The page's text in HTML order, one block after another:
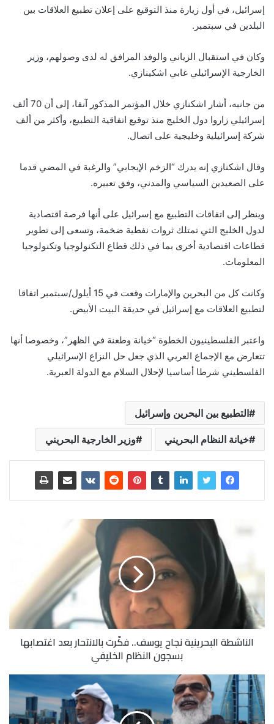
إسرائيل، في أول زيارة منذ التوقيع على إعلان تطبيع العلاقات بين
البلدين في سبتمبر.
وكان في استقبال الزياني والوفد المرافق له لدى وصولهم، وزير
الخارجية الإسرائيلي غابي اشكينازي.
من جانبه، أشار اشكنازي خلال المؤتمر المذكور آنفا، إلى أن 70 ألف
إسرائيلي زاروا دول الخليج منذ توقيع اتفاقية التطبيع، وأكثر من ألف
شركة إسرائيلية وخليجية على اتصال.
وقال اشكنازي إنه يدرك “الزخم الإيجابي” والرغبة في المضي قدما
على الصعيدين السياسي والمدني، وفق تعبيره.
وينظر إلى اتفاقات التطبيع مع إسرائيل على أنها فرصة اقتصادية
لدول الخليج التي تمتلك ثروات نفطية ضخمة، وتسعى إلى تطوير
قطاعات اقتصادية أخرى بما في ذلك قطاع التكنولوجيا وتكنولوجيا
المعلومات.
وكانت كل من البحرين والإمارات وقعت في 15 أيلول/سبتمبر اتفاقا
لتطبيع العلاقات مع إسرائيل في حديقة البيت الأبيض.
واعتبر الفلسطينيون الخطوة “خيانة وطعنة في الظهر”، وخصوصا أنها
تتعارض مع الإجماع العربي الذي جعل حل النزاع الإسرائيلي
الفلسطيني شرطا أساسيا لإحلال السلام مع الدولة العبرية.
التطبيع بين البحرين وإسرائيل
خيانة النظام البحريني وزير الخارجية البحريني
الناشطة البحرينية نجاح يوسف.. فكّرت بالانتحار بعد اغتصابها
بسجون النظام الخليفي